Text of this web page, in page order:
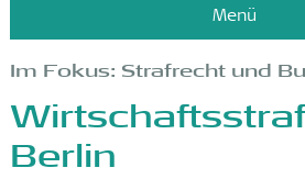
Menü
Im Fokus: Strafrecht und
Berlin